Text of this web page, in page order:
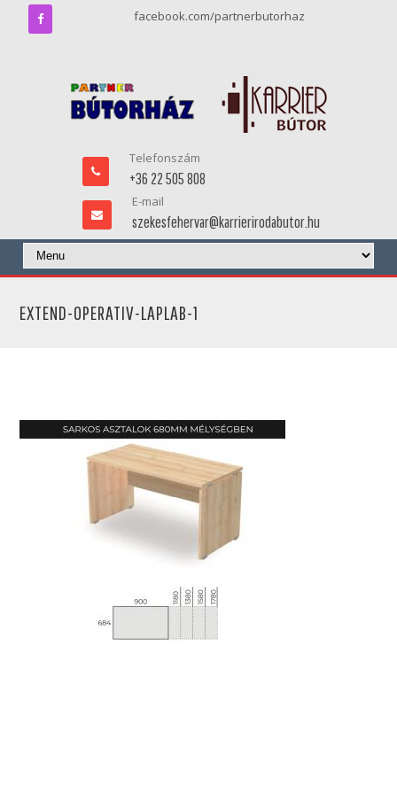
facebook.com/partnerbutorhaz
Telefonszám
+36 22 505 808
E-mail
szekesfehervar@karrierirodabutor.hu
EXTEND-OPERATIV-LAPLAB-1